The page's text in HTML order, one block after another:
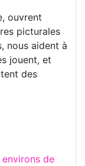
ouvrent
picturales
nous aident à
jouent, et
des
de